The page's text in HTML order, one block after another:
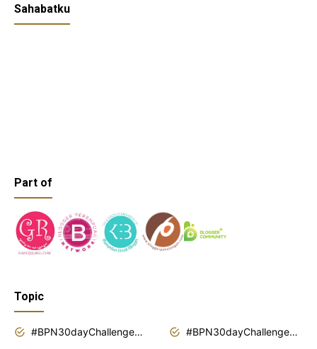
Sahabatku
Part of
Topic
#BPN30dayChallenge2018
#BPN30dayChallenge2019